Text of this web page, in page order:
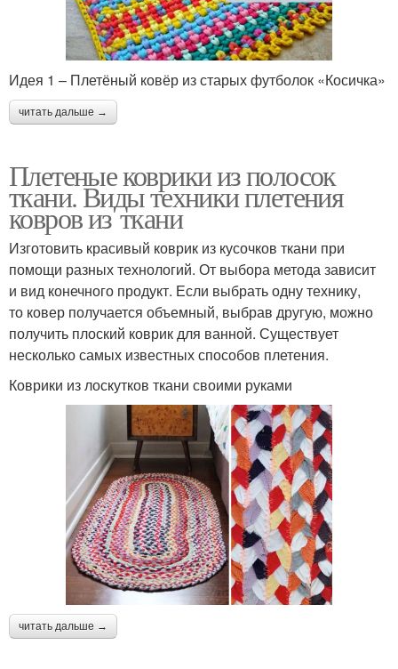
Идея 1 – Плетёный ковёр из старых футболок «Косичка»
читать дальше →
Плетеные коврики из полосок
ткани. Виды техники плетения
ковров из ткани
Изготовить красивый коврик из кусочков ткани при
помощи разных технологий. От выбора метода зависит
и вид конечного продукт. Если выбрать одну технику,
то ковер получается объемный, выбрав другую, можно
получить плоский коврик для ванной. Существует
несколько самых известных способов плетения.
Коврики из лоскутков ткани своими руками
читать дальше →